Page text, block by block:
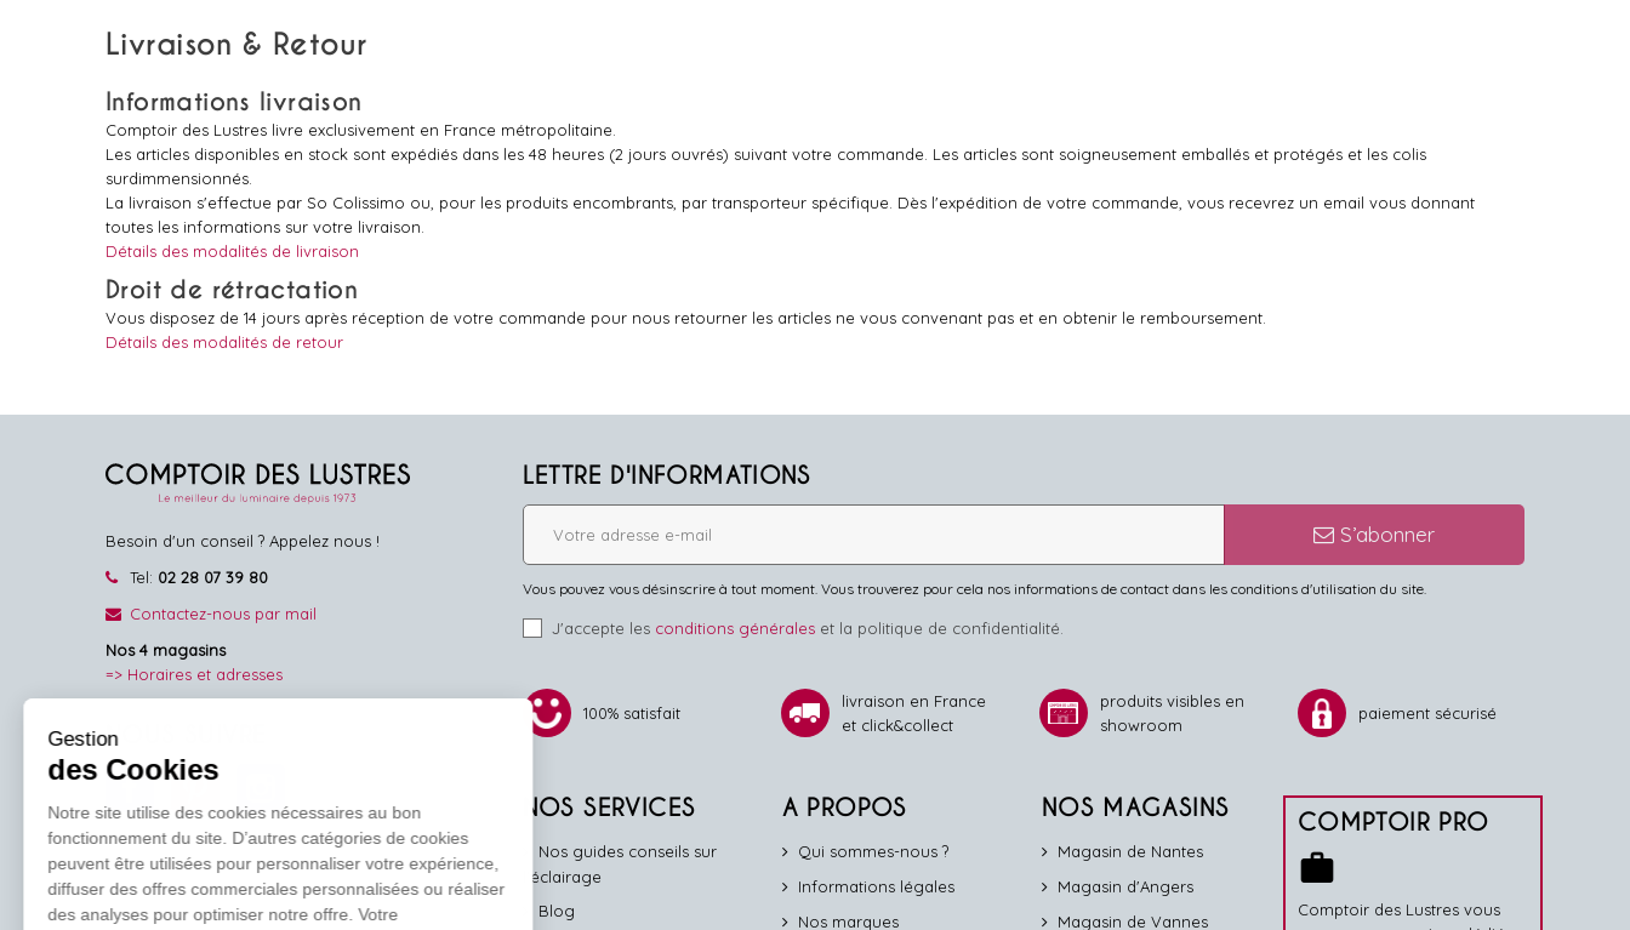
Livraison & Retour
Informations livraison
Comptoir des Lustres livre exclusivement en France métropolitaine.
Les articles disponibles en stock sont expédiés dans les 48 heures (2 jours ouvrés) suivant votre commande. Les articles sont soigneusement emballés et protégés et les colis
surdimmensionnés.
La livraison s'effectue par So Colissimo ou, pour les produits encombrants, par transporteur spécifique. Dès l'expédition de votre commande, vous recevrez un email vous donnant
toutes les informations sur votre livraison.
Détails des modalités de livraison
Droit de rétractation
Vous disposez de 14 jours après réception de votre commande pour nous retourner les articles ne vous convenant pas et en obtenir le remboursement.
Détails des modalités de retour
Besoin d'un conseil ? Appelez nous !
Tel: 02 28 07 39 80
Contactez-nous par mail
Nos 4 magasins
=> Horaires et adresses
NOUS SUIVRE
Facebook
LETTRE D'INFORMATIONS
S’abonner
Vous pouvez vous désinscrire à tout moment. Vous trouverez pour cela nos informations de contact dans les conditions d'utilisation du site.
J'accepte les conditions généraleset la politique de confidentialité.
100% satisfait
livraison en France
et click&collect
produits visibles en
showroom
paiement sécurisé
NOS SERVICES
Nos guides conseils sur
l'éclairage
Blog
A PROPOS
Qui sommes-nous ?
Informations légales
Nos marques
NOS MAGASINS
Magasin de Nantes
Magasin d'Angers
Magasin de Vannes
COMPTOIR PRO
work
Comptoir des Lustres vous
Gestion
des Cookies
Notre site utilise des cookies nécessaires au bon
fonctionnement du site. D’autres catégories de cookies
peuvent être utilisées pour personnaliser votre expérience,
diffuser des offres commerciales personnalisées ou réaliser
des analyses pour optimiser notre offre. Votre